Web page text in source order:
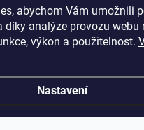
abychom Vám umožnili
díky analýze provozu webu
výkon a použitelnost.
Nastavení
Ablace
TOOLS ČESKO. Všechna práva